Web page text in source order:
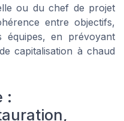
ou du chef de projet
entre objectifs,
en prévoyant
capitalisation à chaud
: